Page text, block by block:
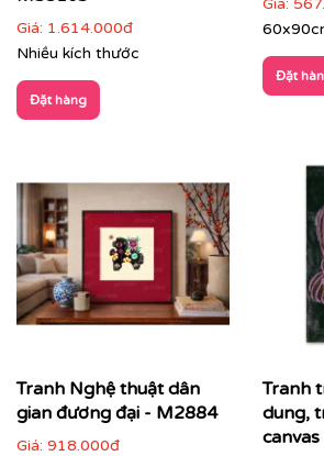
Showroom, gallery, không
chiều sâu và nhịp điệu không
Giá: 1.614.000đ
Nhiều kích thước
Đặt hàng
Giá:
Đặt
Tranh Nghệ thuật dân
gian đương đại - M2884
Giá: 918.000đ
Tranh
dung,